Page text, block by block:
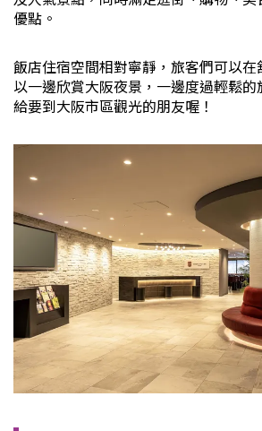
優點。
飯店住宿空間相對寧靜，旅客們可以
以一邊欣賞大阪夜景，一邊度過輕鬆
給要到大阪市區觀光的朋友喔！